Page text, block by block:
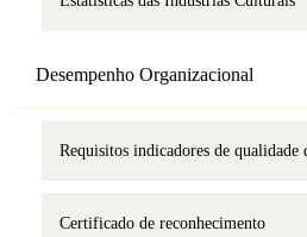
Desempenho Organizacional
Requisitos indicadores de qualidade
Certificado de reconhecimento